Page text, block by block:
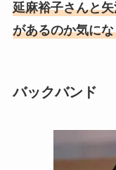
延麻裕子さんと
があるのか気に
バックバンド